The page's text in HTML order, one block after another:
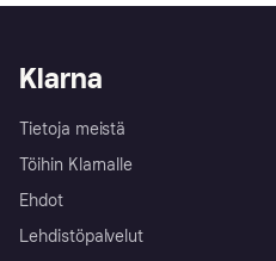
Klarna
Tietoja meistä
Töihin Klarnalle
Ehdot
Lehdistöpalvelut